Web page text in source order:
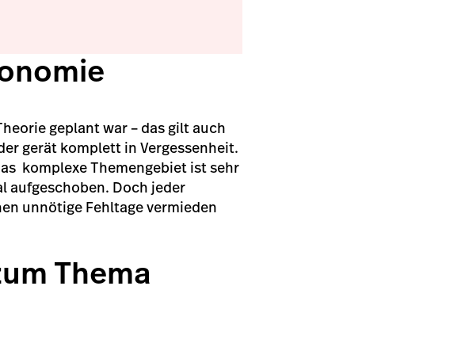
geplant war – das gilt auch
gerät komplett in Vergessenheit.
komplexe Themengebiet ist sehr
aufgeschoben. Doch jeder
unnötige Fehltage vermieden
Thema